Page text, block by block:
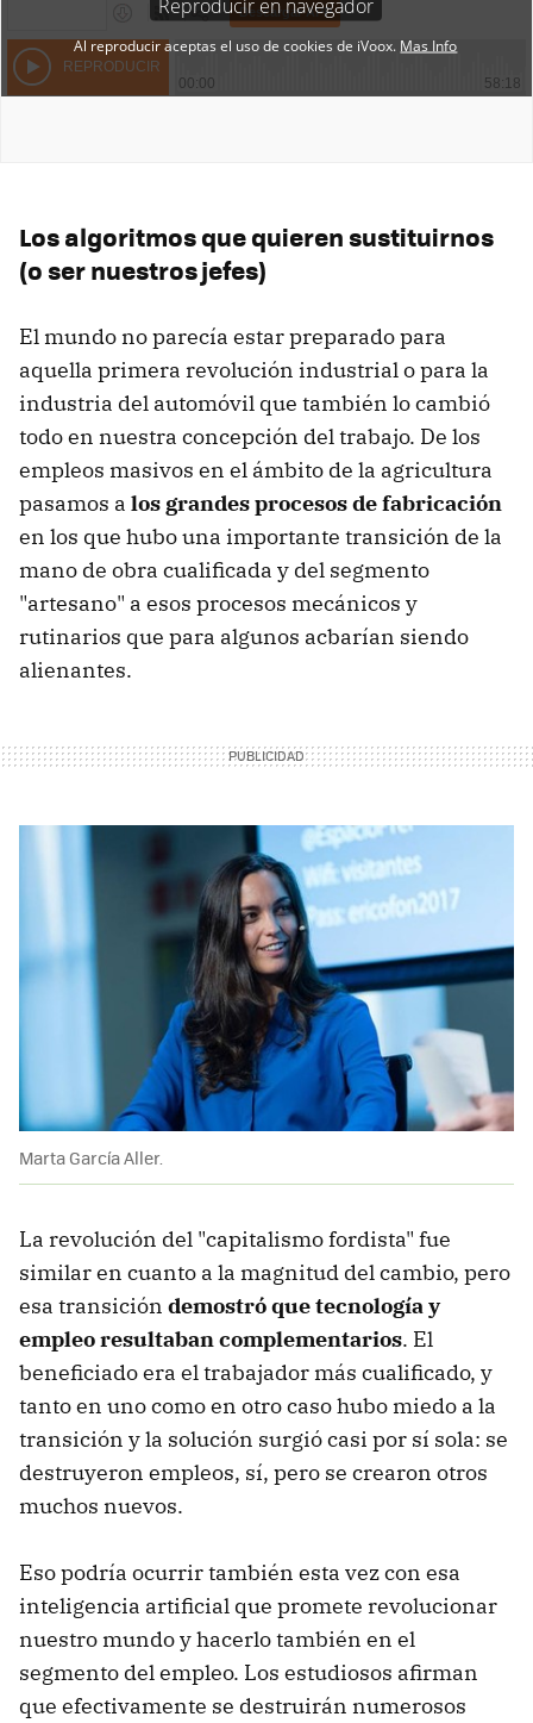
Los algoritmos que quieren sustituirnos
(o ser nuestros jefes)
El mundo no parecía estar preparado para
aquella primera revolución industrial o para la
industria del automóvil que también lo cambió
todo en nuestra concepción del trabajo. De los
empleos masivos en el ámbito de la agricultura
pasamos a los grandes procesos de fabricación
en los que hubo una importante transición de la
mano de obra cualificada y del segmento
"artesano" a esos procesos mecánicos y
rutinarios que para algunos acbarían siendo
alienantes.
Marta García Aller.
La revolución del "capitalismo fordista" fue
similar en cuanto a la magnitud del cambio, pero
esa transición demostró que tecnología y
empleo resultaban complementarios. El
beneficiado era el trabajador más cualificado, y
tanto en uno como en otro caso hubo miedo a la
transición y la solución surgió casi por sí sola: se
destruyeron empleos, sí, pero se crearon otros
muchos nuevos.
Eso podría ocurrir también esta vez con esa
inteligencia artificial que promete revolucionar
nuestro mundo y hacerlo también en el
segmento del empleo. Los estudiosos afirman
que efectivamente se destruirán numerosos